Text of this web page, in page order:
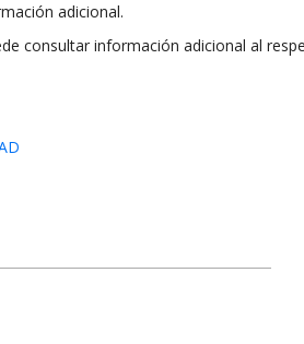
adicional.
consultar información adicional al